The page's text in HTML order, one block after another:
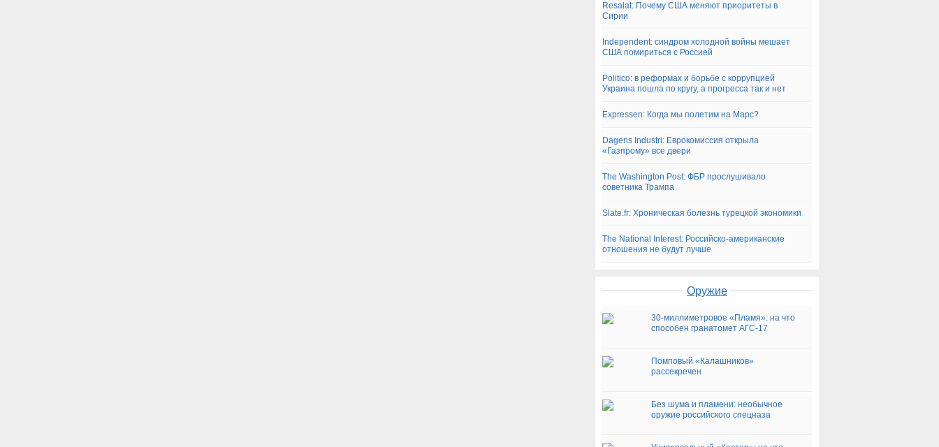
Resalat: Почему США меняют приоритеты в
Сирии
Independent: синдром холодной войны мешает
США помириться с Россией
Politico: в реформах и борьбе с коррупцией
Украина пошла по кругу, а прогресса так и нет
Expressen: Когда мы полетим на Марс?
Dagens Industri: Еврокомиссия открыла
«Газпрому» все двери
The Washington Post: ФБР прослушивало
советника Трампа
Slate.fr: Хроническая болезнь турецкой экономики
The National Interest: Российско-американские
отношения не будут лучше
Оружие
30-миллиметровое «Пламя»: на что
способен гранатомет АГС-17
Помповый «Калашников»
рассекречен
Без шума и пламени: необычное
оружие российского спецназа